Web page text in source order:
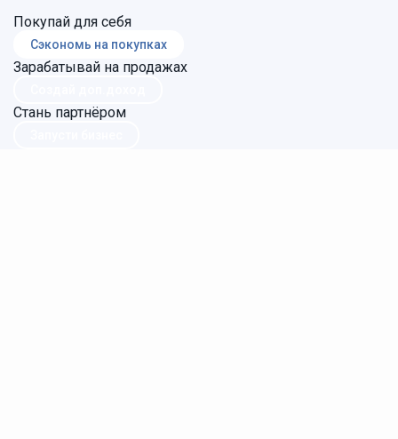
Покупай для себя
Сэкономь на покупках
Зарабатывай на продажах
Стань партнёром